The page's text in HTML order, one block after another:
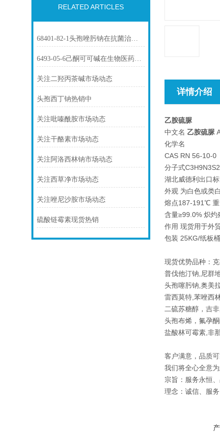
RELATED ARTICLES
68401-82-1头孢唑肟钠在抗菌治疗中的应用
6493-05-6己酮可可碱在生物医药中的应用
关注二羟丙茶碱市场动态
头孢西丁钠热销中
关注吡嗪酰胺市场动态
关注干酪素市场动态
关注阿洛西林钠市场动态
关注西草净市场动态
关注唑尼沙胺市场动态
硫酸链霉素现货热销
详情介绍
乙胺硫脲
中文名 乙胺硫脲
化学名
CAS RN 56-10-0
分子式
湖北威德利出口
外观 为白色或类
熔点187-191℃
含量≥99.0% 炽灼
作用 现货用于外
包装 25KG/纸板
现货优势品种：
普伐他汀钠,尼群
头孢噻肟钠,奥美
雷西莫特,苯唑西
二硫苏糖醇，吉
头孢布烯，氟孕
盐酸林可霉素,非
客户满意，品质
我们将全心全意
宗旨：服务永恒
理念：诚信、服